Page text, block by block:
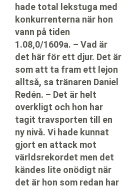
hade total lekstuga med
konkurrenterna när hon
vann på tiden
1.08,0/1609a. – Vad är
det här för ett djur. Det är
som att ta fram ett lejon
alltså, sa tränaren Daniel
Redén. – Det är helt
overkligt och hon har
tagit travsporten till en
ny nivå. Vi hade kunnat
gjort en attack mot
världsrekordet men det
kändes lite onödigt när
det är hon som redan har